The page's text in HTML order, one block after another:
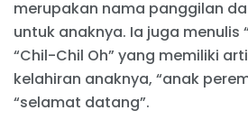
merupakan nama panggilan
untuk anaknya. Ia juga menulis
“Chil-Chil Oh” yang memiliki
kelahiran anaknya, “anak
“selamat datang”.